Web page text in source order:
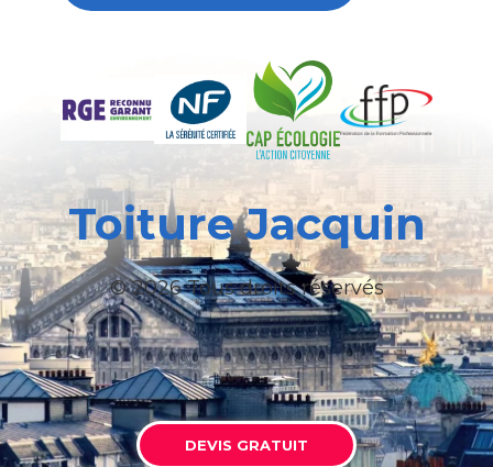
Toiture Jacquin
© 2026 Tous droits réservés
DEVIS GRATUIT